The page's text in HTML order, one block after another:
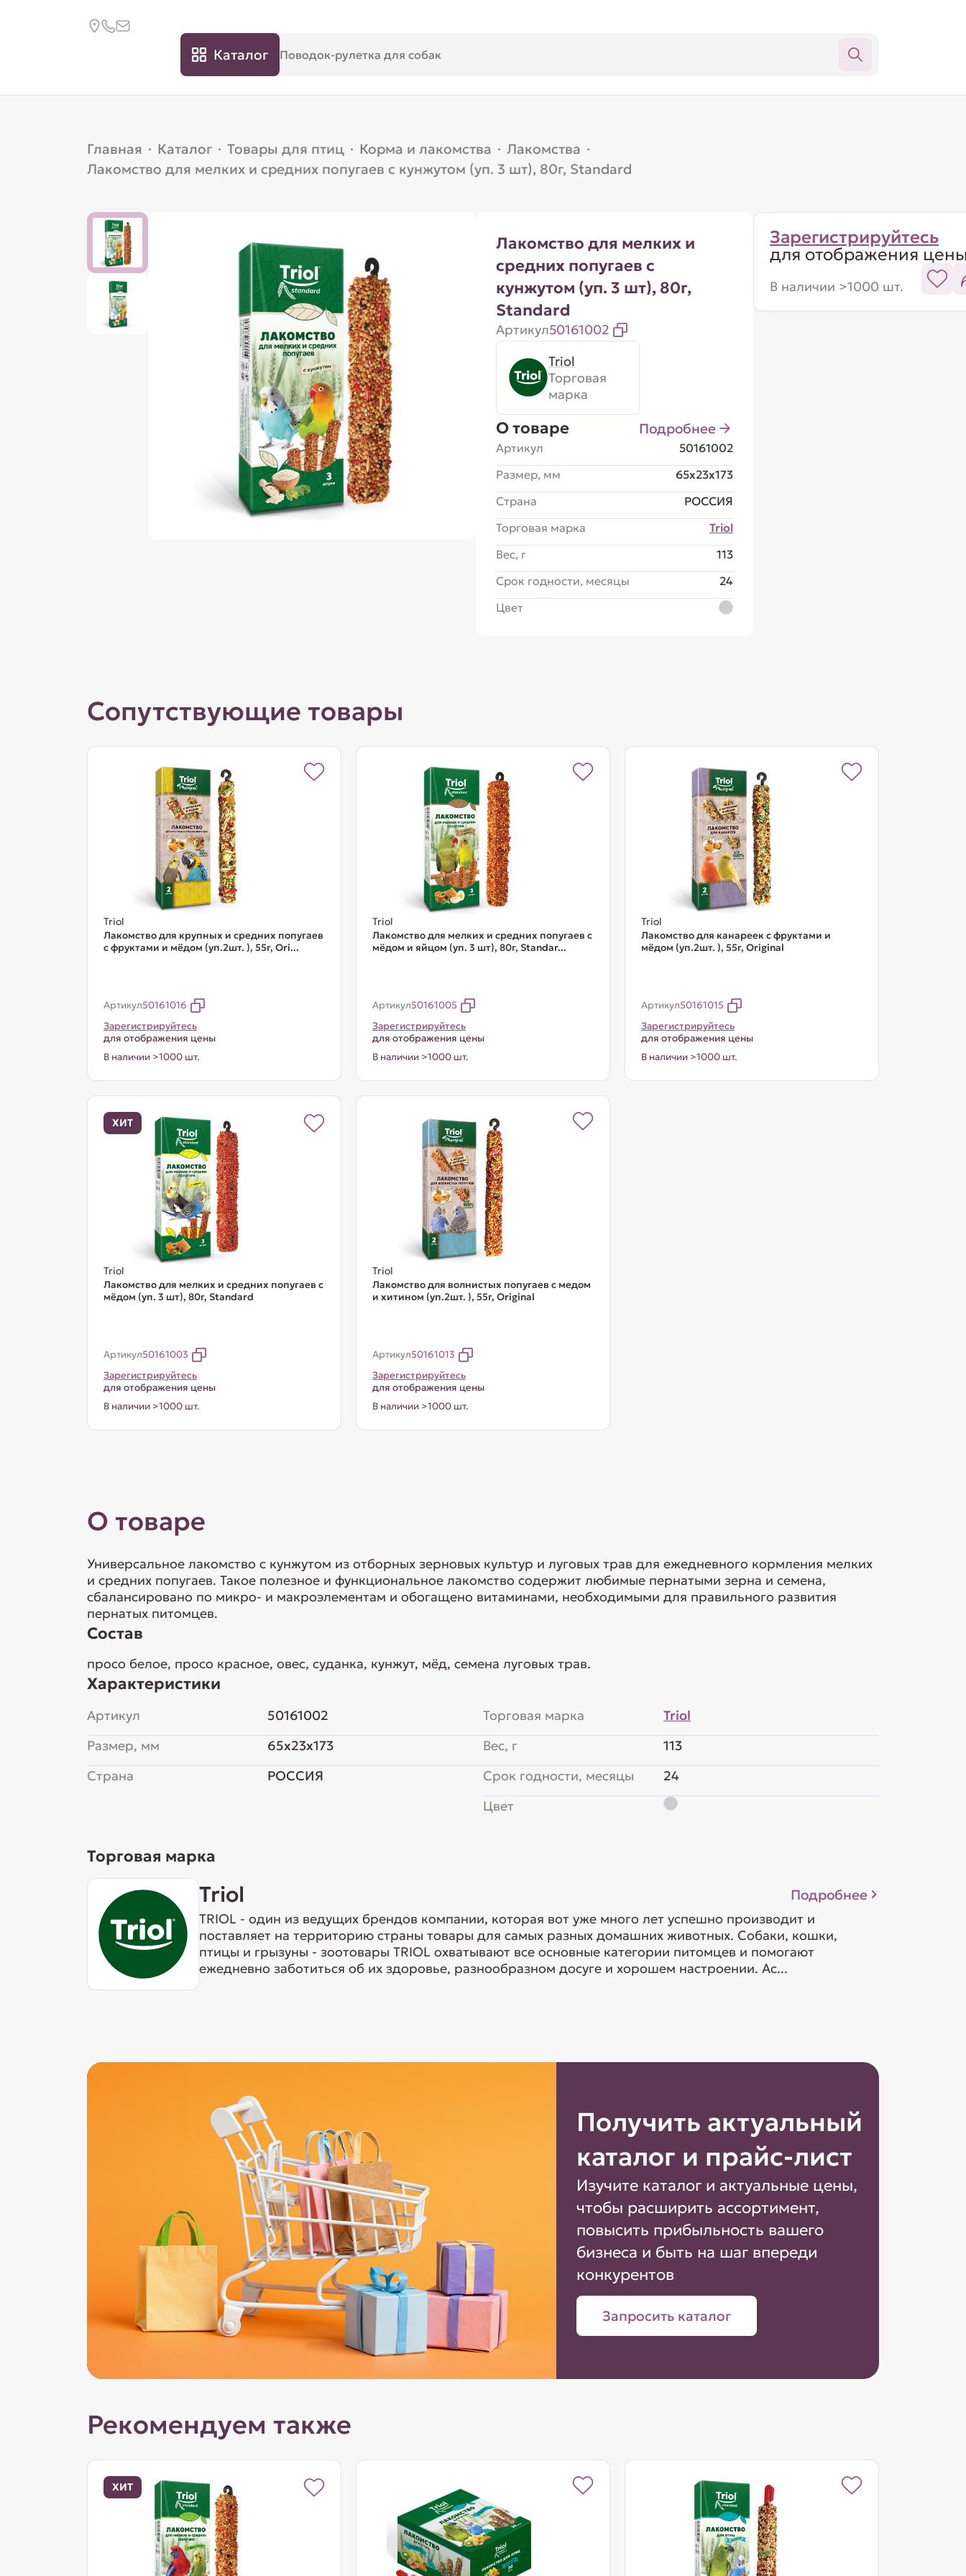
Каталог
Главная · Каталог · Товары для птиц · Корма и лакомства · Лакомства ·
Лакомство для мелких и средних попугаев с кунжутом (уп. 3 шт), 80г, Standard
Лакомство для мелких и
средних попугаев с
кунжутом (уп. 3 шт), 80г,
Standard
Артикул50161002
Triol
Торговая
марка
О товаре Подробнее
Артикул
50161002
Размер, мм
65x23x173
Страна
РОССИЯ
Торговая марка
Triol
Вес, г
113
Срок годности, месяцы
24
Цвет
Зарегистрируйтесь
для отображения
В наличии >1000 шт.
Сопутствующие товары
Triol
Лакомство для крупных и средних попугаев
с фруктами и мёдом (уп.2шт. ), 55г, Ori...
Артикул50161016
Зарегистрируйтесь
для отображения цены
В наличии >1000 шт.
Triol
Лакомство для мелких и средних попугаев с
мёдом и яйцом (уп. 3 шт), 80г, Standar...
Артикул50161005
Зарегистрируйтесь
для отображения цены
В наличии >1000 шт.
Triol
Лакомство для канареек с фруктами и
мёдом (уп.2шт. ), 55г, Original
Артикул50161015
Зарегистрируйтесь
для отображения цены
В наличии >1000 шт.
ХИТ
Triol
Лакомство для мелких и средних попугаев с
мёдом (уп. 3 шт), 80г, Standard
Артикул50161003
Зарегистрируйтесь
для отображения цены
В наличии >1000 шт.
Triol
Лакомство для волнистых попугаев с медом
и хитином (уп.2шт. ), 55г, Original
Артикул50161013
Зарегистрируйтесь
для отображения цены
В наличии >1000 шт.
О товаре
Универсальное лакомство с кунжутом из отборных зерновых культур и луговых трав для ежедневного кормления мелких
и средних попугаев. Такое полезное и функциональное лакомство содержит любимые пернатыми зерна и семена,
сбалансировано по микро- и макроэлементам и обогащено витаминами, необходимыми для правильного развития
пернатых питомцев.
Состав
просо белое, просо красное, овес, суданка, кунжут, мёд, семена луговых трав.
Характеристики
Артикул
50161002
Размер, мм
65x23x173
Страна
РОССИЯ
Торговая марка
Triol
Вес, г
113
Срок годности, месяцы
24
Цвет
Торговая марка
Triol Подробнее
TRIOL - один из ведущих брендов компании, которая вот уже много лет успешно производит и
поставляет на территорию страны товары для самых разных домашних животных. Собаки, кошки,
птицы и грызуны - зоотовары TRIOL охватывают все основные категории питомцев и помогают
ежедневно заботиться об их здоровье, разнообразном досуге и хорошем настроении. Ас...
Получить актуальный
каталог и прайс-лист
Изучите каталог и актуальные цены,
чтобы расширить ассортимент,
повысить прибыльность вашего
бизнеса и быть на шаг впереди
конкурентов
Запросить каталог
Рекомендуем также
ХИТ